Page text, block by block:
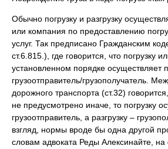
Обычно погрузку и разгрузку
или компания по предоставлению
услуг. Так предписано Гражданским
ст.6.815.), где говорится, что погрузку
установленном порядке осуществляет
грузоотправитель/грузополучатель.
дорожного транспорта (ст.32)
не предусмотрено иначе, то погрузку
грузоотправитель, а разгрузку –
взгляд, нормы вроде бы одна другой
словам адвоката Реды Алексинайте,